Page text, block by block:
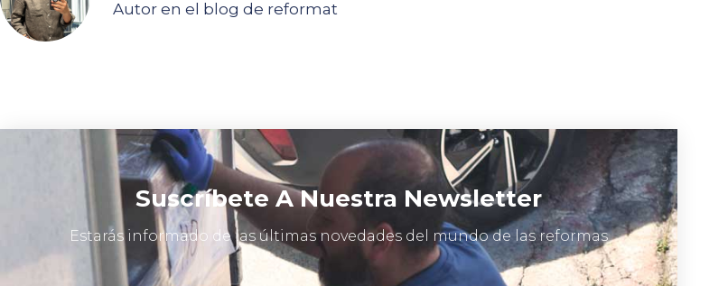
Autor en el blog de reformat
Suscríbete A Nuestra Newsletter
Estarás informado de las últimas novedades del mundo de las reformas